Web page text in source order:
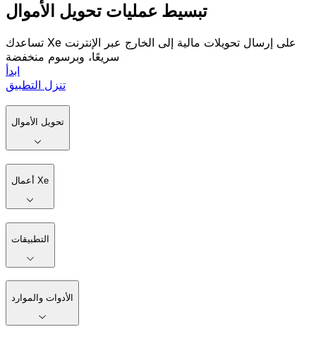
تبسيط عمليات تحويل الأموال
تساعدك Xe على إرسال تحويلات مالية إلى الخارج عبر الإنترنت
سريعًا، وبرسوم منخفضة
ابدأ
تنزل التطبيق
تحويل الأموال
أعمال Xe
التطبيقات
الأدوات والموارد